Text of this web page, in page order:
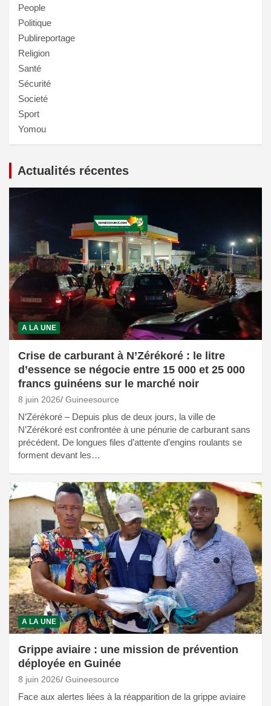
People
Politique
Publireportage
Religion
Santé
Sécurité
Societé
Sport
Yomou
Actualités récentes
A LA UNE
Crise de carburant à N’Zérékoré : le litre
d’essence se négocie entre 15 000 et 25 000
francs guinéens sur le marché noir
8 juin 2026 Guineesource
N’Zérékoré – Depuis plus de deux jours, la ville de
N’Zérékoré est confrontée à une pénurie de carburant sans
précédent. De longues files d’attente d’engins roulants se
forment devant les…
A LA UNE
Grippe aviaire : une mission de prévention
déployée en Guinée
8 juin 2026 Guineesource
Face aux alertes liées à la réapparition de la grippe aviaire